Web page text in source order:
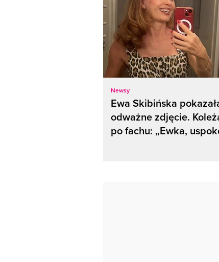
Newsy
Ewa Skibińska
odważne zdjęcie.
po fachu: „Ewka,